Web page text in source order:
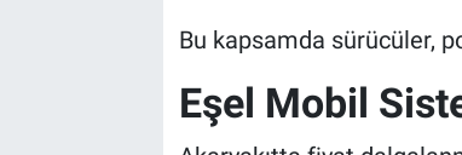
Bu kapsamda sürücüler,
Eşel Mobil